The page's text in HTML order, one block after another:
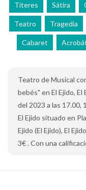
Títeres Sátira
Teatro Tragedia
Cabaret
Teatro de Musical
bebés" en El Ejido, El
del 2023 a las
El Ejido situado en
Ejido (El Ejido), El
3€ . Con una